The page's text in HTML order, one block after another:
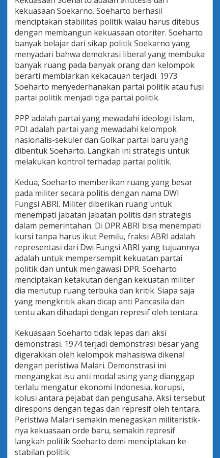
kekuasaan Soekarno. Soeharto berhasil
menciptakan stabilitas politik walau harus ditebus
dengan membangun kekuasaan otoriter. Soeharto
banyak belajar dari sikap politik Soekarno yang
menyadari bahwa demokrasi liberal yang membuka
banyak ruang pada banyak orang dan kelompok
berarti membiarkan kekacauan terjadi. 1973
Soeharto menyederhanakan partai politik atau fusi
partai politik menjadi tiga partai politik.
PPP adalah partai yang mewadahi ideologi Islam,
PDI adalah partai yang mewadahi kelompok
nasionalis-sekuler dan Golkar partai baru yang
dibentuk Soeharto. Langkah ini strategis untuk
melakukan kontrol terhadap partai politik.
Kedua, Soeharto memberikan ruang yang besar
pada militer secara politis dengan nama DWI
Fungsi ABRI. Militer diberikan ruang untuk
menempati jabatan jabatan politis dan strategis
dalam pemerintahan. Di DPR ABRI bisa menempati
kursi tanpa harus ikut Pemilu, fraksi ABRI adalah
representasi dari Dwi Fungsi ABRI yang tujuannya
adalah untuk mempersempit kekuatan partai
politik dan untuk mengawasi DPR. Soeharto
menciptakan ketakutan dengan kekuatan militer
dia menutup ruang terbuka dan kritik. Siapa saja
yang mengkritik akan dicap anti Pancasila dan
tentu akan dihadapi dengan represif oleh tentara.
Kekuasaan Soeharto tidak lepas dari aksi
demonstrasi. 1974 terjadi demonstrasi besar yang
digerakkan oleh kelompok mahasiswa dikenal
dengan peristiwa Malari. Demonstrasi ini
mengangkat isu anti modal asing yang dianggap
terlalu mengatur ekonomi Indonesia, korupsi,
kolusi antara pejabat dan pengusaha. Aksi tersebut
direspons dengan tegas dan represif oleh tentara.
Peristiwa Malari semakin menegaskan militeristik-
nya kekuasaan orde baru, semakin represif
langkah politik Soeharto demi menciptakan ke-
stabilan politik.